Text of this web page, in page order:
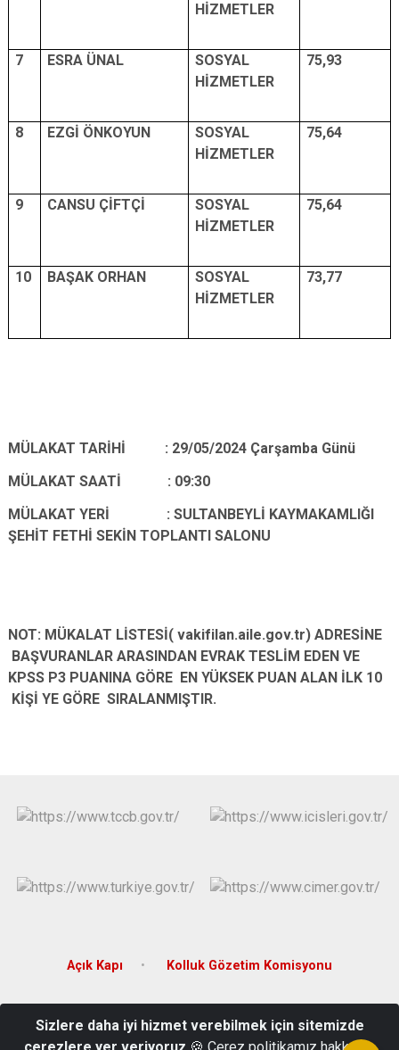
HİZMETLER
7 ESRA ÜNAL
SOSYAL
HİZMETLER
75,93
8 EZGİ ÖNKOYUN
SOSYAL
HİZMETLER
75,64
9 CANSU ÇİFTÇİ
SOSYAL
HİZMETLER
75,64
10 BAŞAK ORHAN
SOSYAL
HİZMETLER
73,77
MÜLAKAT TARİHİ : 29/05/2024 Çarşamba Günü
MÜLAKAT SAATİ : 09:30
MÜLAKAT YERİ
: SULTANBEYLİ KAYMAKAMLIĞI
ŞEHİT FETHİ SEKİN TOPLANTI SALONU
NOT: MÜKALAT LİSTESİ( vakifilan.aile.gov.tr) ADRESİNE
BAŞVURANLAR ARASINDAN EVRAK TESLİM EDEN VE
KPSS P3 PUANINA GÖRE EN YÜKSEK PUAN ALAN İLK 10
KİŞİ YE GÖRE SIRALANMIŞTIR.
Açık Kapı Kolluk Gözetim Komisyonu
İSTANBUL
Sizlere daha iyi hizmet verebilmek için sitemizde